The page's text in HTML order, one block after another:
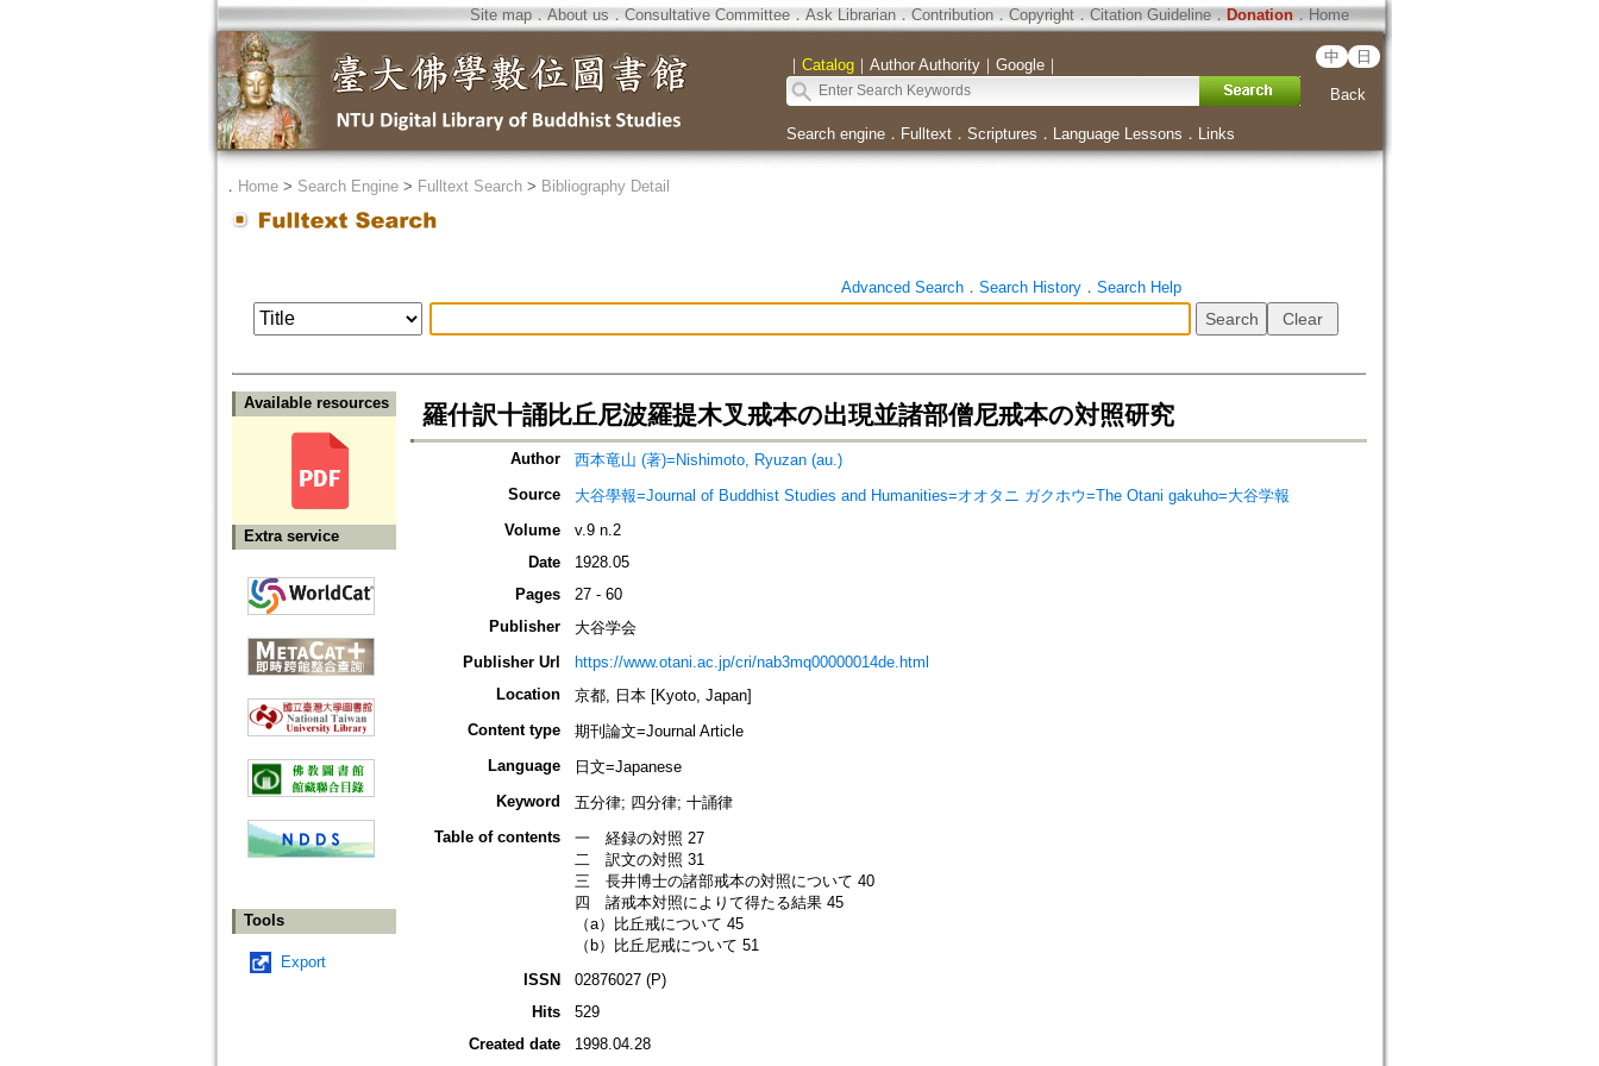
Site map．About us ． Consultative Committee． Ask Librarian． Contribution．Copyright．Citation Guideline． Donation．Home
｜ Catalog｜ Author Authority｜ Google｜ 中 日
Back
Search engine． Fulltext． Scriptures ． Language Lessons ． Links
． Home> Search Engine> Fulltext Search> Bibliography Detail
Advanced Search． Search History． Search Help
Available resources
Extra service
Tools
Export
羅什訳十誦比丘尼波羅提木叉戒本の出現並諸部僧尼戒本の対照研究
Author
西本竜山 (著)=Nishimoto, Ryuzan (au.)
Source
大谷學報=Journal of Buddhist Studies and Humanities=オオタニ ガクホウ=The Otani gakuho=大谷学報
Volume
v.9 n.2
Date
1928.05
Pages
27 - 60
Publisher
大谷学会
Publisher Url
https://www.otani.ac.jp/cri/nab3mq00000014de.html
Location
京都, 日本 [Kyoto, Japan]
Content type
期刊論文=Journal Article
Language
日文=Japanese
Keyword
五分律; 四分律; 十誦律
Table of contents
一 経録の対照 27
二 訳文の対照 31
三 長井博士の諸部戒本の対照について 40
四 諸戒本対照によりて得たる結果 45
（a）比丘戒について 45
（b）比丘尼戒について 51
ISSN
02876027 (P)
Hits
529
Created date
1998.04.28